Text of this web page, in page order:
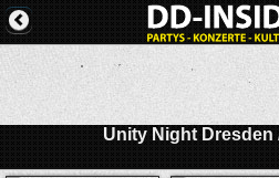
Unity Night Dresden